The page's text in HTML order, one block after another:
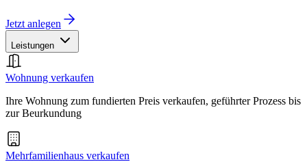
Jetzt anlegen
Leistungen
Wohnung verkaufen
Ihre Wohnung zum fundierten Preis verkaufen, geführter Prozess bis
zur Beurkundung
Mehrfamilienhaus verkaufen